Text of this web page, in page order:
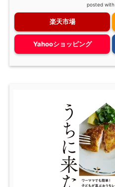
posted with
楽天市場
Yahooショッピング